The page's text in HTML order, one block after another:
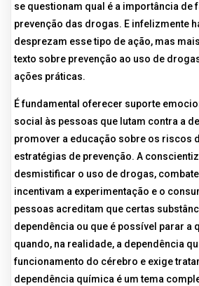
se questionam qual é a importância de
prevenção das drogas. E infelizmente
desprezam esse tipo de ação, mas
texto sobre prevenção ao uso de
ações práticas.
É fundamental oferecer suporte
social às pessoas que lutam contra a
promover a educação sobre os riscos
estratégias de prevenção. A
desmistificar o uso de drogas,
incentivam a experimentação e o
pessoas acreditam que certas
dependência ou que é possível parar a
quando, na realidade, a dependência
funcionamento do cérebro e exige
dependência química é um tema